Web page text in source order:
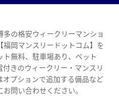
の格安ウィークリーマンショ
岡マンスリードットコム】を
無料、駐車場あり、ペット
きのウィークリー・マンスリ
プションで追加する備品など
問い合わせください。